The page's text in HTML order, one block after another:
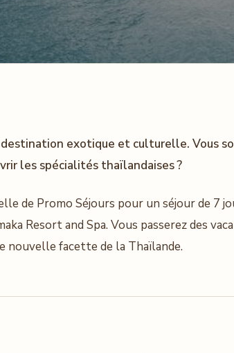
exotique et culturelle. Vous
les spécialités thaïlandaises ?
de Promo Séjours pour un séjour de 7
Resort and Spa. Vous passerez des
nouvelle facette de la Thaïlande.